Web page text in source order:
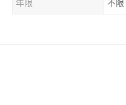
年限 不限